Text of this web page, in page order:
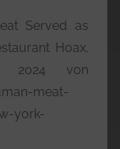
Served as
Hoax.
2024 von
meat-
york-